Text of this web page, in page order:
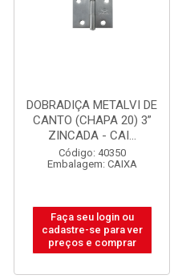
DOBRADIÇA METALVI DE
CANTO (CHAPA 20) 3”
ZINCADA - CAI...
Código: 40350
Embalagem: CAIXA
Faça seu login ou
cadastre-se para ver
preços e comprar